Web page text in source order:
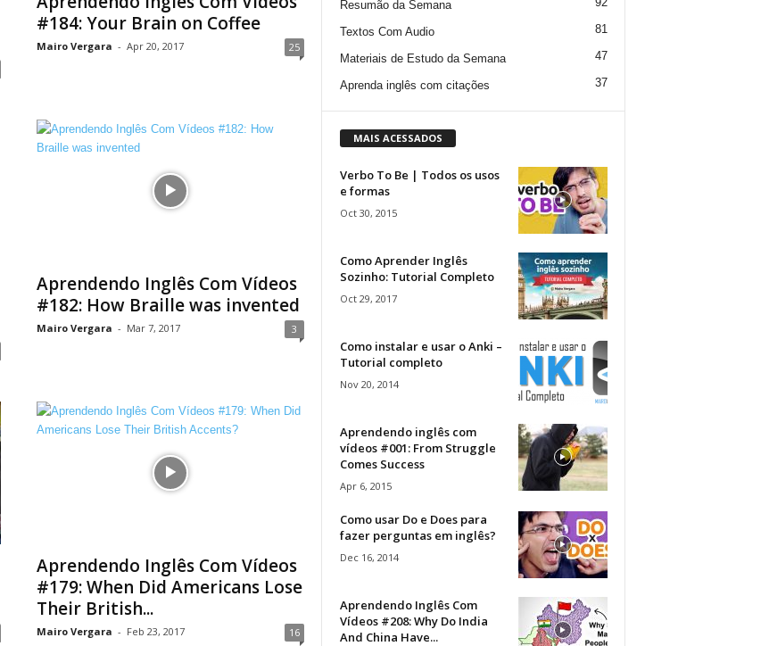
#184: Your Brain on Coffee
Mairo Vergara - Apr 20, 2017 25
Aprendendo Inglês Com Vídeos
#182: How Braille was invented
Mairo Vergara - Mar 7, 2017 3
Aprendendo Inglês Com Vídeos
#179: When Did Americans Lose
Their British...
Mairo Vergara - Feb 23, 2017 16
Resumão da Semana
Textos Com Audio 81
Materiais de Estudo da Semana 47
Aprenda inglês com citações 37
MAIS ACESSADOS
Verbo To Be | Todos os usos
e formas
Oct 30, 2015
Como Aprender Inglês
Sozinho: Tutorial Completo
Oct 29, 2017
Como instalar e usar o Anki –
Tutorial completo
Nov 20, 2014
Aprendendo inglês com
vídeos #001: From Struggle
Comes Success
Apr 6, 2015
Como usar Do e Does para
fazer perguntas em inglês?
Dec 16, 2014
Aprendendo Inglês Com
Vídeos #208: Why Do India
And China Have...